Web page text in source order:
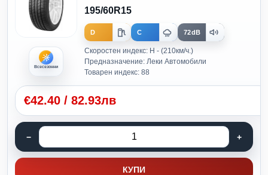
Всесезонни
195/60R15
D C 72dB
Скоростен индекс: H - (210км/ч.)
Предназначение: Леки Автомобили
Товарен индекс: 88
€42.40 / 82.93лв
КУПИ